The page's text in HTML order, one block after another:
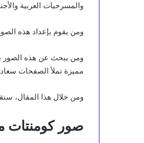
والمسرحيات العربية
ومن يقوم بإعداد هذه
ومن يبحث عن هذه الصور
مميزة تملأ الصفحات
ومن خلال هذا المقال،
صور كومنتات